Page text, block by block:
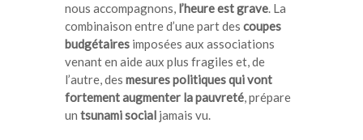
nous accompagnons, l’heure est grave. La
combinaison entre d’une part des coupes
budgétaires imposées aux associations
venant en aide aux plus fragiles et, de
l’autre, des mesures politiques qui vont
fortement augmenter la pauvreté, prépare
un tsunami social jamais vu.